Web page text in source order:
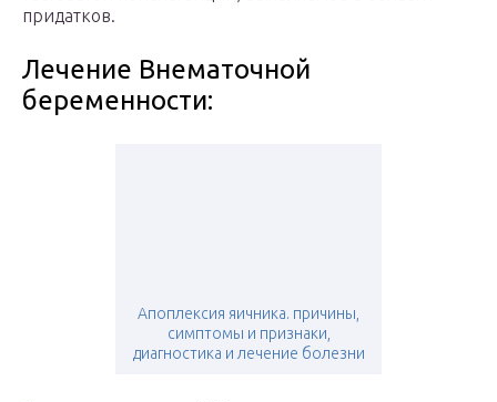
придатков.
Лечение Внематочной
беременности:
Апоплексия яичника. причины,
симптомы и признаки,
диагностика и лечение болезни